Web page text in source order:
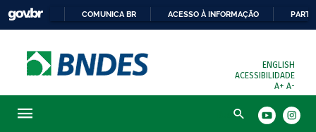
COMUNICA BR ACESSO À INFORMAÇÃO
ENGLISH
ACESSIBILIDADE
A+ A-
Busca